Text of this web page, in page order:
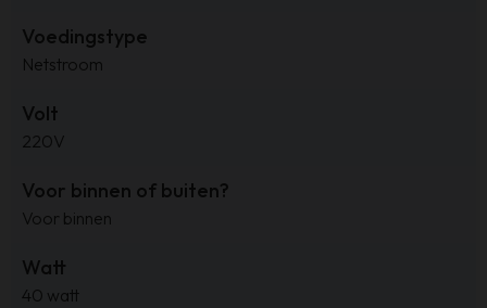
Voedingstype
Netstroom
Volt
220V
Voor binnen of buiten?
Voor binnen
Watt
40 watt